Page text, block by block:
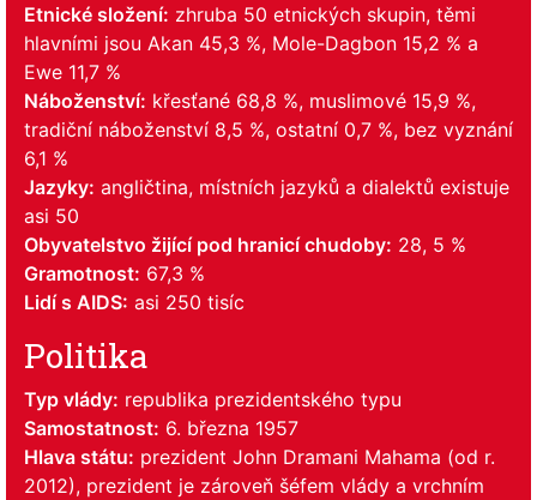
Etnické složení: zhruba 50 etnických skupin, těmi
hlavními jsou Akan 45,3 %, Mole-Dagbon 15,2 % a
Ewe 11,7 %
Náboženství: křesťané 68,8 %, muslimové 15,9 %,
tradiční náboženství 8,5 %, ostatní 0,7 %, bez vyznání
6,1 %
Jazyky: angličtina, místních jazyků a dialektů existuje
asi 50
Obyvatelstvo žijící pod hranicí chudoby: 28, 5 %
Gramotnost: 67,3 %
Lidí s AIDS: asi 250 tisíc
Politika
Typ vlády: republika prezidentského typu
Samostatnost: 6. března 1957
Hlava státu: prezident John Dramani Mahama (od r.
2012), prezident je zároveň šéfem vlády a vrchním